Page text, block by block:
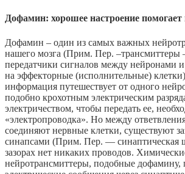
Дофамин: хорошее настроение помогает
Дофамин – один из самых важных
нашего мозга (Прим. Пер. –трансмиттеры
передатчики сигналов между нейронами
на эффекторные (исполнительные)
информация путешествует от одного
подобно крохотным электрическим
электричеством, чтобы передать ее,
«электропроводка». Но между
соединяют нервные клетки, существуют
синапсами (Прим. Пер. — синаптическая
зазорах нет никаких проводов.
нейротрансмиттеры, подобные дофамину,